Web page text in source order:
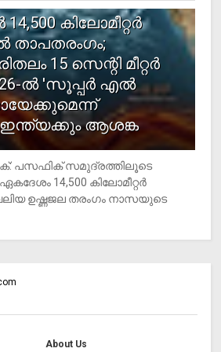
കിലോമീറ്റര്‍
താപതരംഗം;
15 സെന്റി മീറ്റര്‍
ല്‍ 'സൂപ്പര്‍ എല്‍
ഇന്ത്യക്കും ആശങ്ക
പസഫിക് സമുദ്രത്തിലൂടെ
14,500 കിലോമീറ്റര്‍
ഉഷ്ണജല തരംഗം നാസയുടെ
About Us